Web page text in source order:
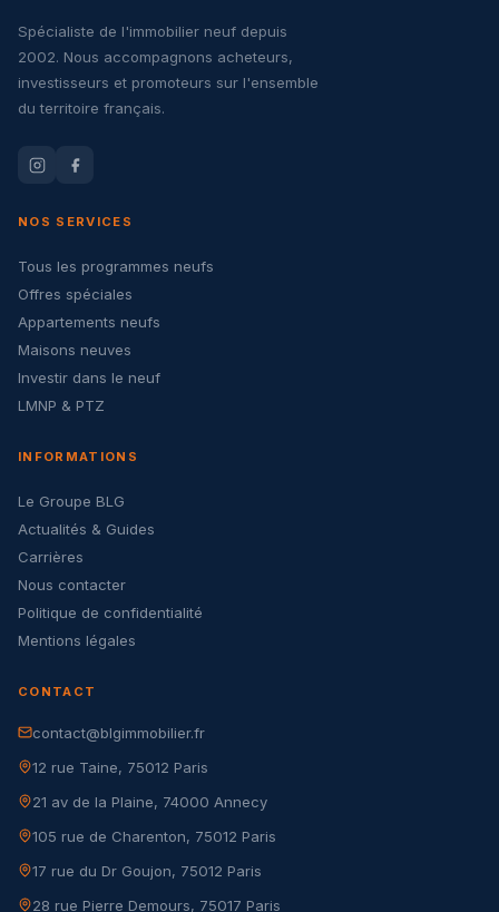
Spécialiste de l'immobilier neuf depuis
2002. Nous accompagnons acheteurs,
investisseurs et promoteurs sur l'ensemble
du territoire français.
NOS SERVICES
Tous les programmes neufs
Offres spéciales
Appartements neufs
Maisons neuves
Investir dans le neuf
LMNP & PTZ
INFORMATIONS
Le Groupe BLG
Actualités & Guides
Carrières
Nous contacter
Politique de confidentialité
Mentions légales
CONTACT
contact@blgimmobilier.fr
12 rue Taine, 75012 Paris
21 av de la Plaine, 74000 Annecy
105 rue de Charenton, 75012 Paris
17 rue du Dr Goujon, 75012 Paris
28 rue Pierre Demours, 75017 Paris